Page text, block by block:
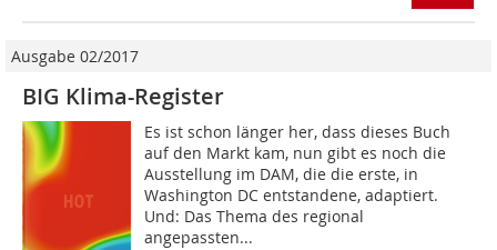
Ausgabe 02/2017
BIG Klima-Register
Es ist schon länger her, dass dieses Buch
auf den Markt kam, nun gibt es noch die
Ausstellung im DAM, die die erste, in
Washington DC entstandene, adaptiert.
Und: Das Thema des regional
angepassten...